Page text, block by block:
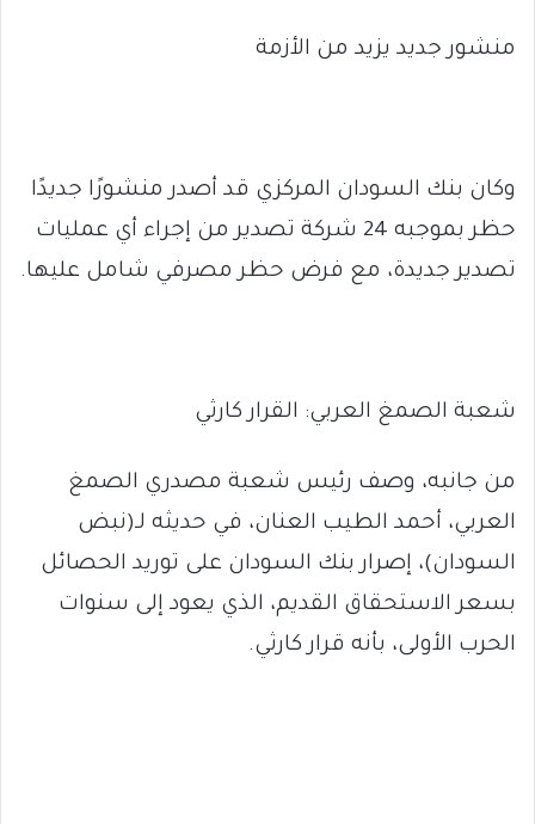
منشور جديد يزيد من الأزمة
وكان بنك السودان المركزي قد أصدر منشورًا جديدًا
حظر بموجبه 24 شركة تصدير من إجراء أي عمليات
تصدير جديدة، مع فرض حظر مصرفي شامل عليها.
شعبة الصمغ العربي: القرار كارثي
من جانبه، وصف رئيس شعبة مصدري الصمغ
العربي، أحمد الطيب العنان، في حديثه لـ(نبض
السودان)، إصرار بنك السودان على توريد الحصائل
بسعر الاستحقاق القديم، الذي يعود إلى سنوات
الحرب الأولى، بأنه قرار كارثي.